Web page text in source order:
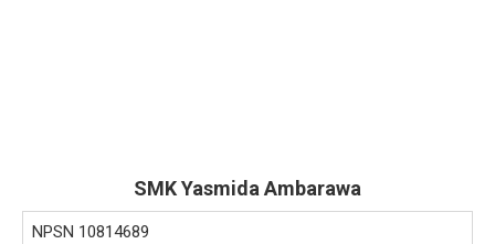
SMK Yasmida Ambarawa
NPSN 10814689